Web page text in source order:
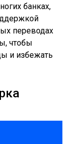
банках,
переводах
чтобы
и избежать